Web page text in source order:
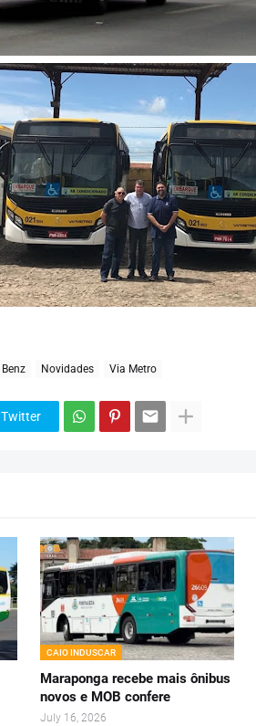
Novidades Via Metro
Twitter
CAIO INDUSCAR
Maraponga recebe mais ônibus
novos e MOB confere
July 16, 2026